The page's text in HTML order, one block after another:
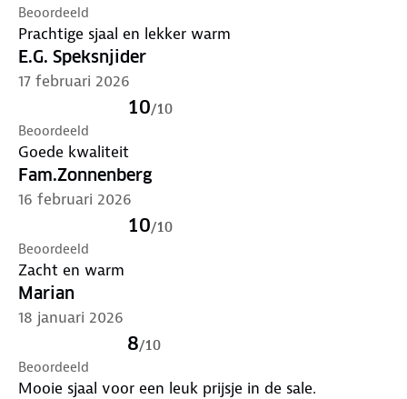
Beoordeeld
Prachtige sjaal en lekker warm
E.G. Speksnjider
17 februari 2026
10/10
Beoordeeld
Goede kwaliteit
Fam.Zonnenberg
16 februari 2026
10/10
Beoordeeld
Zacht en warm
Marian
18 januari 2026
8/10
Beoordeeld
Mooie sjaal voor een leuk prijsje in de sale.